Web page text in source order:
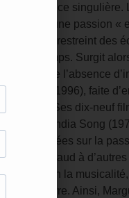
expérience singulière.
1984), une passion «
au cercle restreint des
de son temps. Surgit
et de l’absence
(1980-1996), faite
l’amour. Ses dix-neuf
autres India Song
fondées sur la
Annaud à d’autres
à l’écran la
son œuvre. Ainsi,